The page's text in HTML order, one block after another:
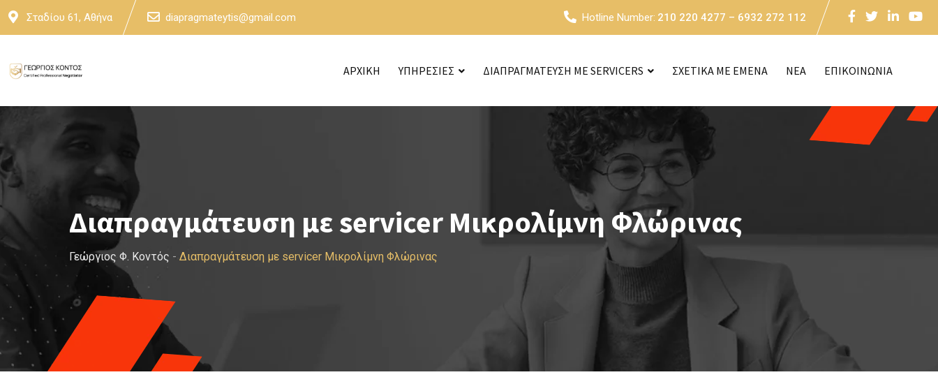
Skip
Σταδίου 61, Αθήνα diapragmateytis@gmail.com Hotline Number: 210 220 4277 – 6932 272 112
ΑΡΧΙΚΗ ΥΠΗΡΕΣΙΕΣ ΔΙΑΠΡΑΓΜΑΤΕΥΣΗ ΜΕ SERVICERS ΣΧΕΤΙΚΑ ΜΕ ΕΜΕΝΑ NEA ΕΠΙΚΟΙΝΩΝΙΑ
Διαπραγμάτευση με servicer Μικρολίμνη Φλώρινας
Γεώργιος Φ. Κοντός - Διαπραγμάτευση με servicer Μικρολίμνη Φλώρινας